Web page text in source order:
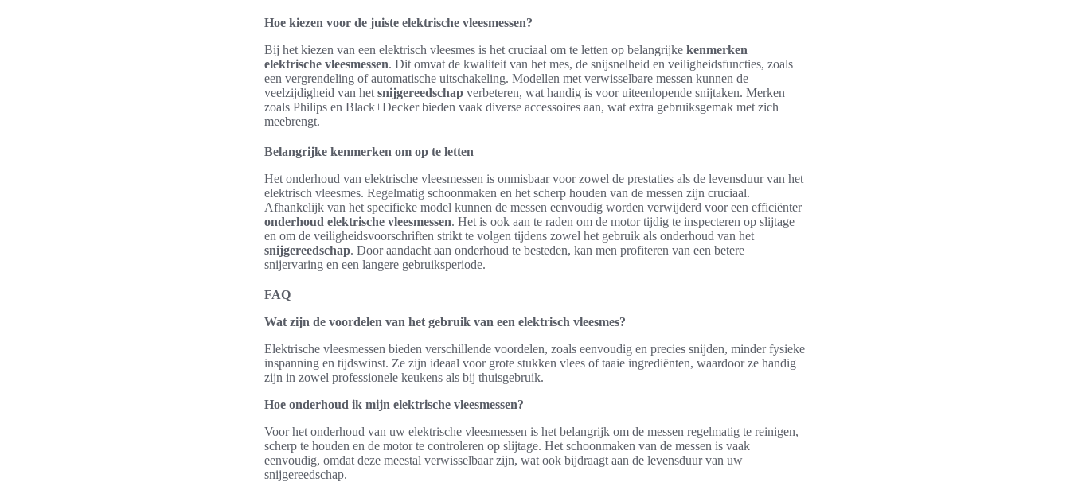
Hoe kiezen voor de juiste elektrische vleesmessen?
Bij het kiezen van een elektrisch vleesmes is het cruciaal om te letten op belangrijke kenmerken
elektrische vleesmessen. Dit omvat de kwaliteit van het mes, de snijsnelheid en veiligheidsfuncties, zoals
een vergrendeling of automatische uitschakeling. Modellen met verwisselbare messen kunnen de
veelzijdigheid van het snijgereedschap verbeteren, wat handig is voor uiteenlopende snijtaken. Merken
zoals Philips en Black+Decker bieden vaak diverse accessoires aan, wat extra gebruiksgemak met zich
meebrengt.
Belangrijke kenmerken om op te letten
Het onderhoud van elektrische vleesmessen is onmisbaar voor zowel de prestaties als de levensduur van het
elektrisch vleesmes. Regelmatig schoonmaken en het scherp houden van de messen zijn cruciaal.
Afhankelijk van het specifieke model kunnen de messen eenvoudig worden verwijderd voor een efficiënter
onderhoud elektrische vleesmessen. Het is ook aan te raden om de motor tijdig te inspecteren op slijtage
en om de veiligheidsvoorschriften strikt te volgen tijdens zowel het gebruik als onderhoud van het
snijgereedschap. Door aandacht aan onderhoud te besteden, kan men profiteren van een betere
snijervaring en een langere gebruiksperiode.
FAQ
Wat zijn de voordelen van het gebruik van een elektrisch vleesmes?
Elektrische vleesmessen bieden verschillende voordelen, zoals eenvoudig en precies snijden, minder fysieke
inspanning en tijdswinst. Ze zijn ideaal voor grote stukken vlees of taaie ingrediënten, waardoor ze handig
zijn in zowel professionele keukens als bij thuisgebruik.
Hoe onderhoud ik mijn elektrische vleesmessen?
Voor het onderhoud van uw elektrische vleesmessen is het belangrijk om de messen regelmatig te reinigen,
scherp te houden en de motor te controleren op slijtage. Het schoonmaken van de messen is vaak
eenvoudig, omdat deze meestal verwisselbaar zijn, wat ook bijdraagt aan de levensduur van uw
snijgereedschap.